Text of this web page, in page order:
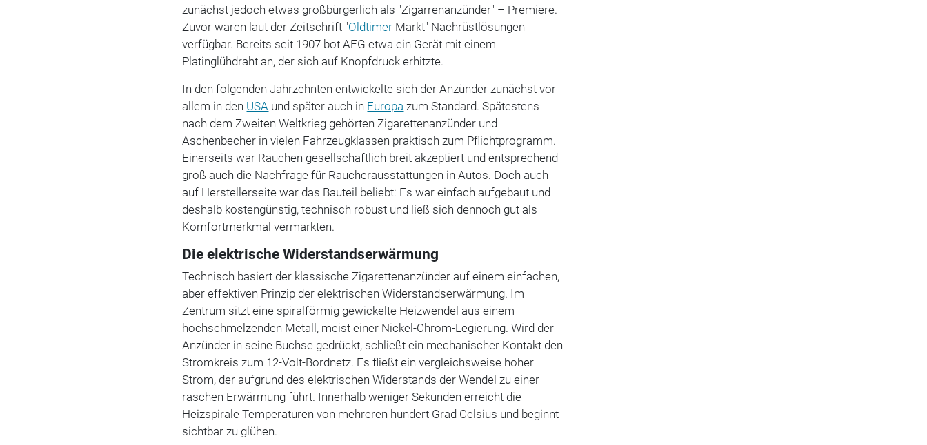
zunächst jedoch etwas großbürgerlich als "Zigarrenanzünder" – Premiere.
Zuvor waren laut der Zeitschrift "Oldtimer Markt" Nachrüstlösungen
verfügbar. Bereits seit 1907 bot AEG etwa ein Gerät mit einem
Platinglühdraht an, der sich auf Knopfdruck erhitzte.
In den folgenden Jahrzehnten entwickelte sich der Anzünder zunächst vor
allem in den USA und später auch in Europa zum Standard. Spätestens
nach dem Zweiten Weltkrieg gehörten Zigarettenanzünder und
Aschenbecher in vielen Fahrzeugklassen praktisch zum Pflichtprogramm.
Einerseits war Rauchen gesellschaftlich breit akzeptiert und entsprechend
groß auch die Nachfrage für Raucherausstattungen in Autos. Doch auch
auf Herstellerseite war das Bauteil beliebt: Es war einfach aufgebaut und
deshalb kostengünstig, technisch robust und ließ sich dennoch gut als
Komfortmerkmal vermarkten.
Die elektrische Widerstandserwärmung
Technisch basiert der klassische Zigarettenanzünder auf einem einfachen,
aber effektiven Prinzip der elektrischen Widerstandserwärmung. Im
Zentrum sitzt eine spiralförmig gewickelte Heizwendel aus einem
hochschmelzenden Metall, meist einer Nickel-Chrom-Legierung. Wird der
Anzünder in seine Buchse gedrückt, schließt ein mechanischer Kontakt den
Stromkreis zum 12-Volt-Bordnetz. Es fließt ein vergleichsweise hoher
Strom, der aufgrund des elektrischen Widerstands der Wendel zu einer
raschen Erwärmung führt. Innerhalb weniger Sekunden erreicht die
Heizspirale Temperaturen von mehreren hundert Grad Celsius und beginnt
sichtbar zu glühen.